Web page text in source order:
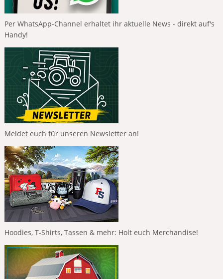
Per WhatsApp-Channel erhaltet ihr aktuelle News - direkt auf's
Handy!
Meldet euch für unseren Newsletter an!
Hoodies, T-Shirts, Tassen & mehr: Holt euch Merchandise!